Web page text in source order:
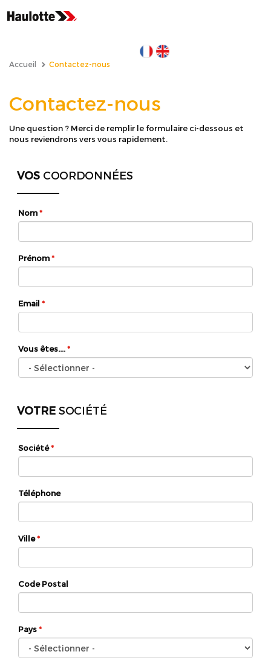
au
Accueil Contactez-nous
Contactez-nous
Une question ? Merci de remplir le formulaire ci-dessous et
nous reviendrons vers vous rapidement.
VOS COORDONNÉES
Nom*
Prénom*
Email *
Vous êtes....*
VOTRE SOCIÉTÉ
Société*
Téléphone
Ville*
Code Postal
Pays*